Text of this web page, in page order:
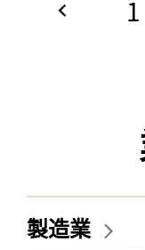
1
製造業